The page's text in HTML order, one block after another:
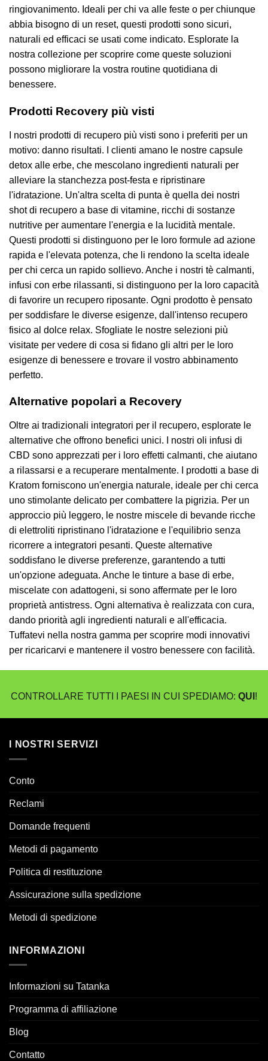
ringiovanimento. Ideali per chi va alle feste o per chiunque
abbia bisogno di un reset, questi prodotti sono sicuri,
naturali ed efficaci se usati come indicato. Esplorate la
nostra collezione per scoprire come queste soluzioni
possono migliorare la vostra routine quotidiana di
benessere.
Prodotti Recovery più visti
I nostri prodotti di recupero più visti sono i preferiti per un
motivo: danno risultati. I clienti amano le nostre capsule
detox alle erbe, che mescolano ingredienti naturali per
alleviare la stanchezza post-festa e ripristinare
l'idratazione. Un'altra scelta di punta è quella dei nostri
shot di recupero a base di vitamine, ricchi di sostanze
nutritive per aumentare l'energia e la lucidità mentale.
Questi prodotti si distinguono per le loro formule ad azione
rapida e l'elevata potenza, che li rendono la scelta ideale
per chi cerca un rapido sollievo. Anche i nostri tè calmanti,
infusi con erbe rilassanti, si distinguono per la loro capacità
di favorire un recupero riposante. Ogni prodotto è pensato
per soddisfare le diverse esigenze, dall'intenso recupero
fisico al dolce relax. Sfogliate le nostre selezioni più
visitate per vedere di cosa si fidano gli altri per le loro
esigenze di benessere e trovare il vostro abbinamento
perfetto.
Alternative popolari a Recovery
Oltre ai tradizionali integratori per il recupero, esplorate le
alternative che offrono benefici unici. I nostri oli infusi di
CBD sono apprezzati per i loro effetti calmanti, che aiutano
a rilassarsi e a recuperare mentalmente. I prodotti a base di
Kratom forniscono un'energia naturale, ideale per chi cerca
uno stimolante delicato per combattere la pigrizia. Per un
approccio più leggero, le nostre miscele di bevande ricche
di elettroliti ripristinano l'idratazione e l'equilibrio senza
ricorrere a integratori pesanti. Queste alternative
soddisfano le diverse preferenze, garantendo a tutti
un'opzione adeguata. Anche le tinture a base di erbe,
miscelate con adattogeni, si sono affermate per le loro
proprietà antistress. Ogni alternativa è realizzata con cura,
dando priorità agli ingredienti naturali e all'efficacia.
Tuffatevi nella nostra gamma per scoprire modi innovativi
per ricaricarvi e mantenere il vostro benessere con facilità.
CONTROLLARE TUTTI I PAESI IN CUI SPEDIAMO: QUI !
I NOSTRI SERVIZI
Conto
Reclami
Domande frequenti
Metodi di pagamento
Politica di restituzione
Assicurazione sulla spedizione
Metodi di spedizione
INFORMAZIONI
Informazioni su Tatanka
Programma di affiliazione
Blog
Contatto